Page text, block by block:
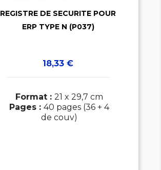
REGISTRE DE SECURITE POUR
ERP TYPE N (P037)
Prix
18,33 €
Format : 21 x 29,7 cm
Pages : 40 pages (36 + 4
de couv)